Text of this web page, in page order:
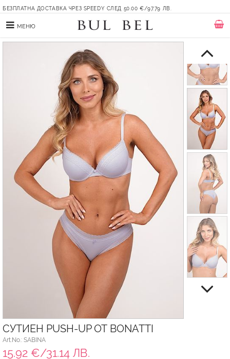
БЕЗПЛАТНА ДОСТАВКА ЧРЕЗ SPEEDY СЛЕД 50.00 €/97.79 ЛВ.
МЕНЮ
СУТИЕН PUSH-UP ОТ BONATTI
Art.No.: SABINA
15.92 €/31.14 ЛВ.